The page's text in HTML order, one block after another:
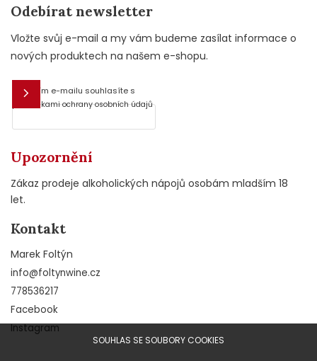
SOUHLAS SE SOUBORY COOKIES
Odebírat newsletter
Vložte svůj e-mail a my vám budeme zasílat informace o
nových produktech na našem e-shopu.
E-mail
Vložením e-mailu souhlasíte s
podmínkami ochrany osobních údajů
Upozornění
Zákaz prodeje alkoholických nápojů osobám mladším 18
let.
Kontakt
Marek Foltýn
info@foltynwine.cz
778536217
Facebook
Instagram